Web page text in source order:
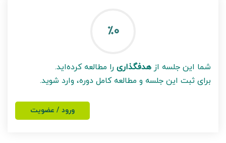
٪۰
شما این جلسه از هدفگذاری را مطالعه کرده‌اید.
برای ثبت این جلسه و مطالعه کامل دوره، وارد شوید.
ورود / عضویت